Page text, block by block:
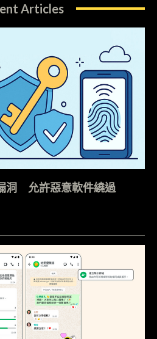
Articles
洞 允許惡意軟件繞過